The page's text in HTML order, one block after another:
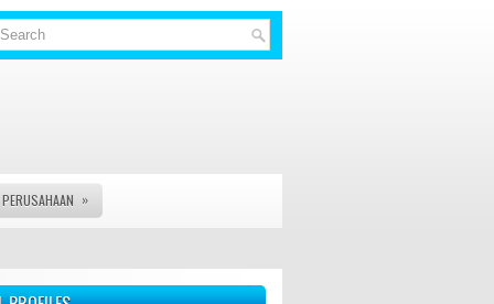
»
DAN JASA LEGAL DOCUMENT LAINYA - KAMI PT. NURHADI